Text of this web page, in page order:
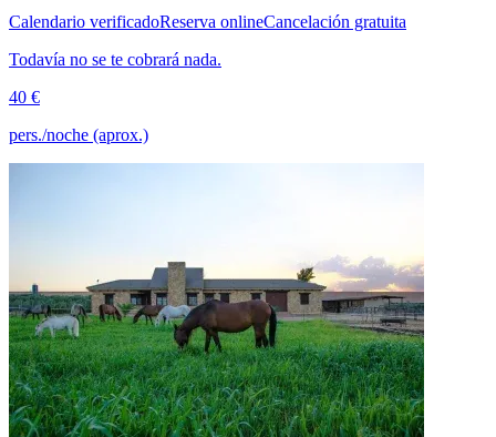
Calendario verificadoReserva onlineCancelación gratuita
Todavía no se te cobrará nada.
40 €
pers./noche (aprox.)